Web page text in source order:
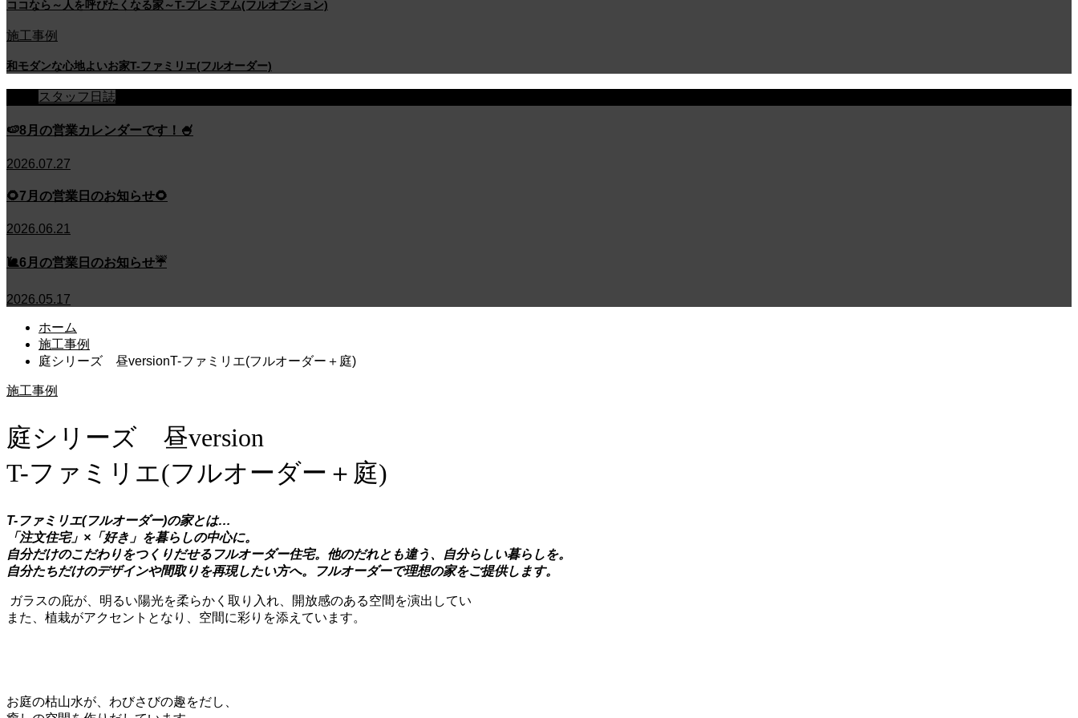
ココなら～人を呼びたくなる家～T-プレミアム(フルオプション)
施工事例
和モダンな心地よいお家T-ファミリエ(フルオーダー)
スタッフ日誌
🍉8月の営業カレンダーです！🍧
2026.07.27
🌻7月の営業日のお知らせ🌻
2026.06.21
🐌6月の営業日のお知らせ☔
2026.05.17
ホーム
施工事例
庭シリーズ 昼versionT-ファミリエ(フルオーダー＋庭)
施工事例
庭シリーズ 昼version
T-ファミリエ(フルオーダー＋庭)
T-ファミリエ(フルオーダー)の家とは…
「注文住宅」×「好き」を暮らしの中心に。
自分だけのこだわりをつくりだせるフルオーダー住宅。他のだれとも違う、自分らしい暮らしを。
自分たちだけのデザインや間取りを再現したい方へ。フルオーダーで理想の家をご提供します。
ガラスの庇が、明るい陽光を柔らかく取り入れ、開放感のある空間を演出してい
また、植栽がアクセントとなり、空間に彩りを添えています。
お庭の枯山水が、わびさびの趣をだし、